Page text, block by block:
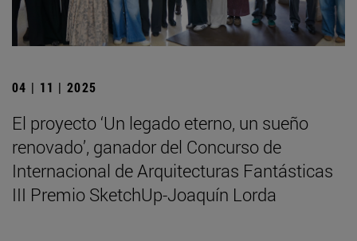
04 | 11 | 2025
El proyecto ‘Un legado eterno, un sueño
renovado’, ganador del Concurso de
Internacional de Arquitecturas Fantásticas
III Premio SketchUp-Joaquín Lorda